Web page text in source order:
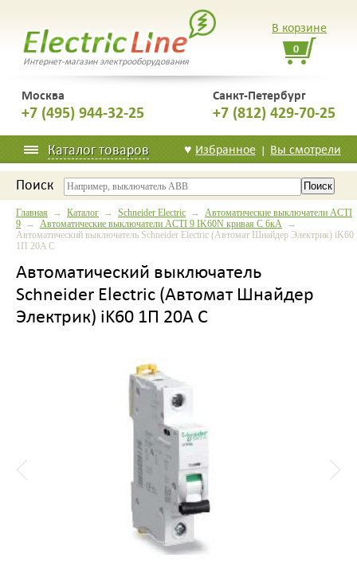
Интернет-магазин электрооборудования
Москва
+7 (495) 944-32-25
Санкт-Петербург
+7 (812) 429-70-25
В корзине
0
Каталог товаров ♥ Избранное | Вы смотрели
Поиск
Главная → Каталог → Schneider Electric → Автоматические выключатели ACTI
9 → Автоматические выключатели ACTI 9 IK60N кривая С 6кА →
Автоматический выключатель Schneider Electric (Автомат Шнайдер Электрик) iK60
1П 20A C
Автоматический выключатель
Schneider Electric (Автомат Шнайдер
Электрик) iK60 1П 20A C